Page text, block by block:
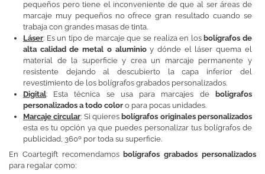
pequeños pero tiene el inconveniente de que al ser áreas de
marcaje muy pequeños no ofrece gran resultado cuando se
trabaja con grandes masas de tinta.
Láser: Es un tipo de marcaje que se realiza en los bolígrafos de
alta calidad de metal o aluminioy dónde el láser quema el
material de la superficie y crea un marcaje permanente y
resistente dejando al descubierto la capa inferior del
revestimiento de los bolígrafos grabados personalizados.
Digital: Esta técnica se usa para marcajes de
bolígrafos
personalizados a todo color o para pocas unidades.
Marcaje circular: Si quieres bolígrafos originales personalizados
esta es tu opción ya que puedes personalizar tus bolígrafos de
publicidad, 360º por toda su superficie.
En Coartegift recomendamos bolígrafos grabados personalizados
para regalar como: